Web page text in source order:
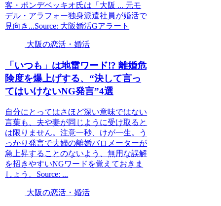
客・ポンデベッキオ氏は「大阪 ... 元モ
デル・アラフォー独身派遣社員が婚活で
見向き...Source: 大阪婚活Gアラート
大阪の恋活・婚活
「いつも」は地雷ワード!? 離婚危
険度を爆上げする、“決して言っ
てはいけないNG発言”4選
自分にとってはさほど深い意味ではない
言葉も、夫や妻が同じように受け取ると
は限りません。注意一秒、けが一生。う
っかり発言で夫婦の離婚バロメーターが
急上昇することのないよう、無用な誤解
を招きやすいNGワードを覚えておきま
しょう。Source: ...
大阪の恋活・婚活